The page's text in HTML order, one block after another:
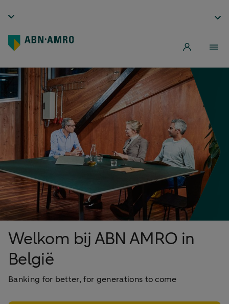
Welkom bij ABN AMRO in
België
Banking for better, for generations to come